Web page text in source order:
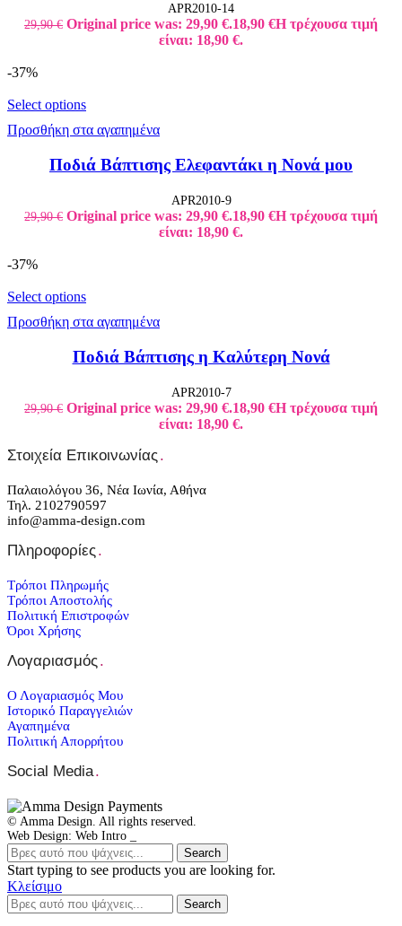
APR2010-14
29,90€ Original price was: 29,90 €.18,90 €Η τρέχουσα τιμή
είναι: 18,90 €.
-37%
Select options
Προσθήκη στα αγαπημένα
Ποδιά Βάπτισης Ελεφαντάκι η Νονά μου
APR2010-9
29,90€ Original price was: 29,90 €.18,90 €Η τρέχουσα τιμή
είναι: 18,90 €.
-37%
Select options
Προσθήκη στα αγαπημένα
Ποδιά Βάπτισης η Καλύτερη Νονά
APR2010-7
29,90€ Original price was: 29,90 €.18,90 €Η τρέχουσα τιμή
είναι: 18,90 €.
Στοιχεία Επικοινωνίας.
Παλαιολόγου 36, Νέα Ιωνία, Αθήνα
Τηλ. 2102790597
info@amma-design.com
Πληροφορίες.
Τρόποι Πληρωμής
Τρόποι Αποστολής
Πολιτική Επιστροφών
Όροι Χρήσης
Λογαριασμός.
Ο Λογαριασμός Μου
Ιστορικό Παραγγελιών
Αγαπημένα
Πολιτική Απορρήτου
Social Media.
© Amma Design. All rights reserved.
Web Design: Web Intro _
Search
Start typing to see products you are looking for.
Κλείσιμο
Search